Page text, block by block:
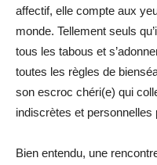
affectif, elle compte aux
monde. Tellement seuls
tous les tabous et
toutes les règles de
son escroc chéri(e) qui
indiscrètes et personnelles
Bien entendu, une